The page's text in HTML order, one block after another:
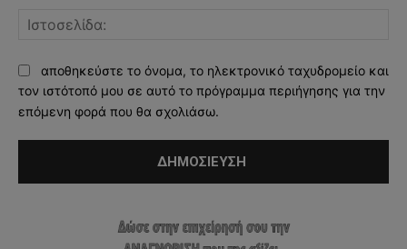
αποθηκεύστε το όνομα, το ηλεκτρονικό ταχυδρομείο και
τον ιστότοπό μου σε αυτό το πρόγραμμα περιήγησης για την
επόμενη φορά που θα σχολιάσω.